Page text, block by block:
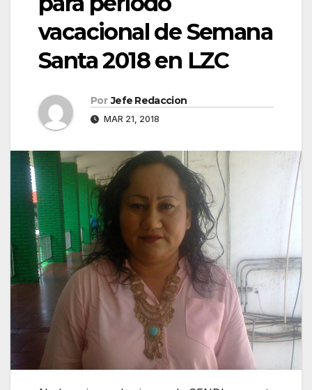
vacacional de Semana
Santa 2018 en LZC
Por Jefe Redaccion
MAR 21, 2018